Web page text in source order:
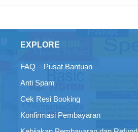
EXPLORE
FAQ – Pusat Bantuan
Anti Spam
Cek Resi Booking
Konfirmasi Pembayaran